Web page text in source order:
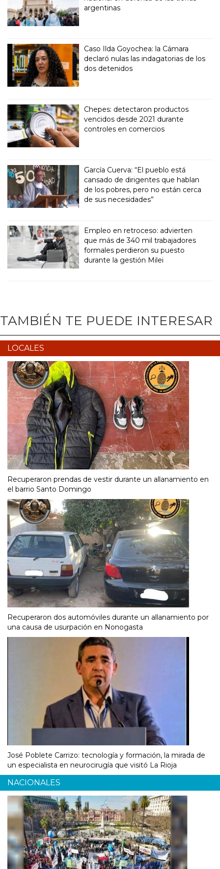
argentinas
Caso Ilda Goyochea: la Cámara
declaró nulas las indagatorias de los
dos detenidos
Chepes: detectaron productos
vencidos desde 2021 durante
controles en comercios
García Cuerva: “El pueblo está
cansado de dirigentes que hablan
de los pobres, pero no están cerca
de sus necesidades”
Empleo en retroceso: advierten
que más de 340 mil trabajadores
formales perdieron su puesto
durante la gestión Milei
TAMBIÉN TE PUEDE INTERESAR
LOCALES
Recuperaron prendas de vestir durante un allanamiento en
el barrio Santo Domingo
Recuperaron dos automóviles durante un allanamiento por
una causa de usurpación en Nonogasta
José Poblete Carrizo: tecnología y formación, la mirada de
un especialista en neurocirugía que visitó La Rioja
NACIONALES